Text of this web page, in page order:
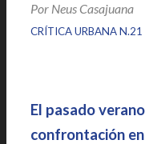
Por Neus Casajuana
CRÍTICA URBANA N.21
El pasado
confrontación